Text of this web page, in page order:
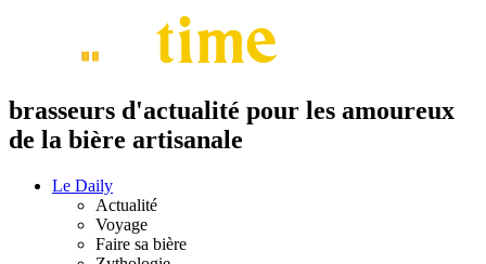
brasseurs d'actualité pour les amoureux
de la bière artisanale
Le Daily
Actualité
Voyage
Faire sa bière